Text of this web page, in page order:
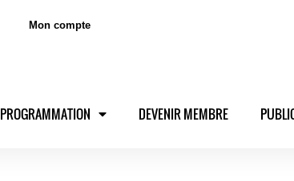
Mon compte
PROGRAMMATION DEVENIR MEMBRE